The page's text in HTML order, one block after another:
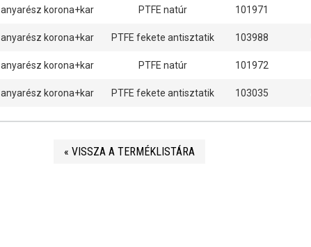
anyarész korona+kar PTFE natúr 101971
anyarész korona+kar PTFE fekete antisztatik 103988
anyarész korona+kar PTFE natúr 101972
anyarész korona+kar PTFE fekete antisztatik 103035
« VISSZA A TERMÉKLISTÁRA